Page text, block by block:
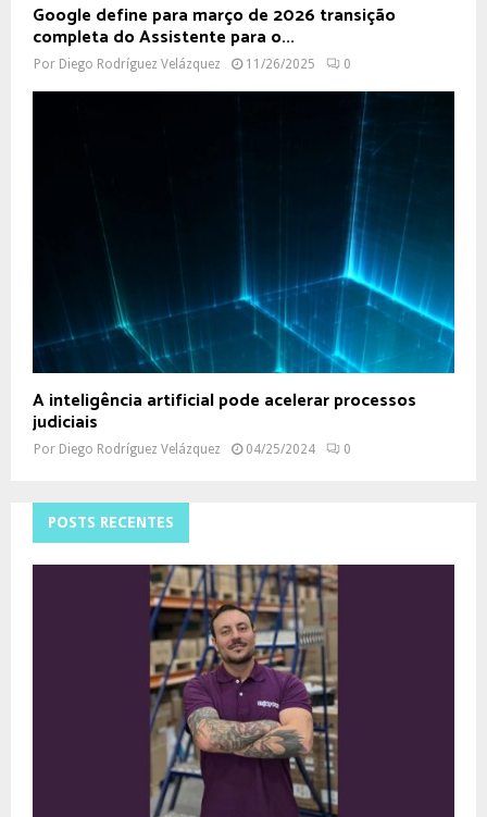
Google define para março de 2026 transição
completa do Assistente para o...
Por Diego Rodríguez Velázquez 11/26/2025 0
A inteligência artificial pode acelerar processos
judiciais
Por Diego Rodríguez Velázquez 04/25/2024 0
POSTS RECENTES